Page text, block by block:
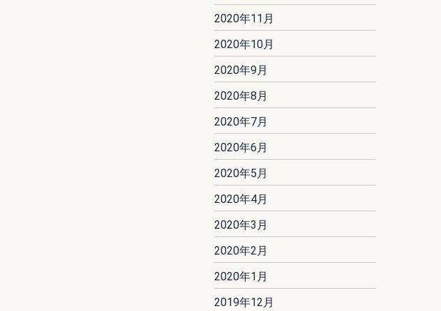
2020年11月
2020年10月
2020年9月
2020年8月
2020年7月
2020年6月
2020年5月
2020年4月
2020年3月
2020年2月
2020年1月
2019年12月